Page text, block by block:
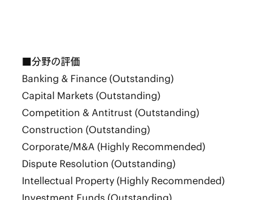
■分野の評価
Banking & Finance (Outstanding)
Capital Markets (Outstanding)
Competition & Antitrust (Outstanding)
Construction (Outstanding)
Corporate/M&A (Highly Recommended)
Dispute Resolution (Outstanding)
Intellectual Property (Highly Recommended)